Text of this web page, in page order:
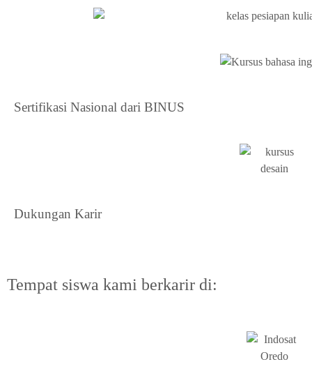
Sertifikasi Nasional dari BINUS
Dukungan Karir
Tempat siswa kami berkarir di: